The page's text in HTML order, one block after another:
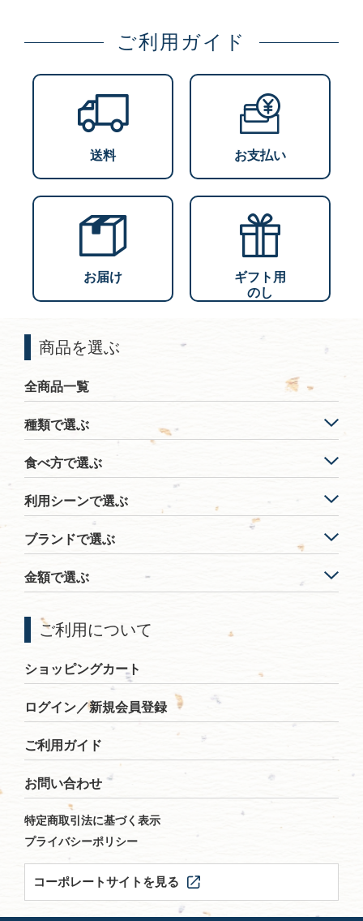
ご利用ガイド
送料 お支払い
お届け
ギフト用
のし
商品を選ぶ
全商品一覧
種類で選ぶ
食べ方で選ぶ
利用シーンで選ぶ
ブランドで選ぶ
金額で選ぶ
ご利用について
ショッピングカート
ログイン／新規会員登録
ご利用ガイド
お問い合わせ
特定商取引法に基づく表示
プライバシーポリシー
コーポレートサイトを見る